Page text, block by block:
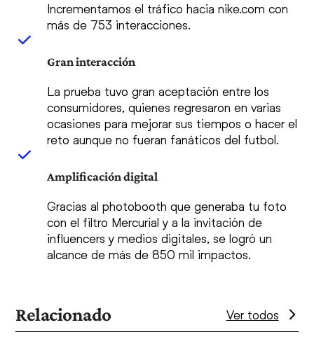
Incrementamos el tráfico hacia nike.com con
más de 753 interacciones.
Gran interacción
La prueba tuvo gran aceptación entre los
consumidores, quienes regresaron en varias
ocasiones para mejorar sus tiempos o hacer el
reto aunque no fueran fanáticos del futbol.
Amplificación digital
Gracias al photobooth que generaba tu foto
con el filtro Mercurial y a la invitación de
influencers y medios digitales, se logró un
alcance de más de 850 mil impactos.
Relacionado Ver todos